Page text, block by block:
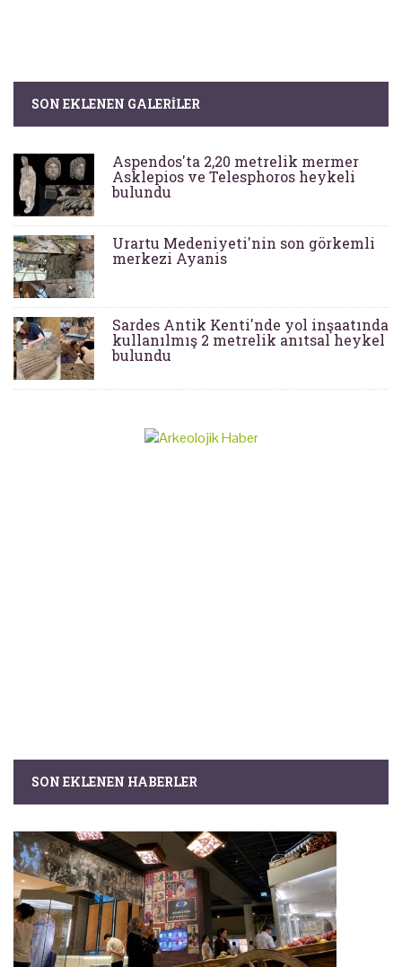
SON EKLENEN GALERILER
Aspendos'ta 2,20 metrelik mermer
Asklepios ve Telesphoros heykeli
bulundu
Urartu Medeniyeti'nin son görkemli
merkezi Ayanis
Sardes Antik Kenti'nde yol inşaatında
kullanılmış 2 metrelik anıtsal heykel
bulundu
SON EKLENEN HABERLER